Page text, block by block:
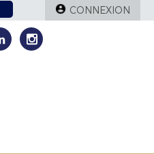
CONNEXION